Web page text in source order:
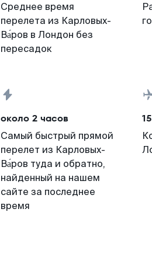
Среднее время
перелета из Карловых-
Ва́ров в Лондон без
пересадок
около 2 часов
Самый быстрый прямой
перелет из Карловых-
Ва́ров туда и обратно,
найденный на нашем
сайте за последнее
время
15